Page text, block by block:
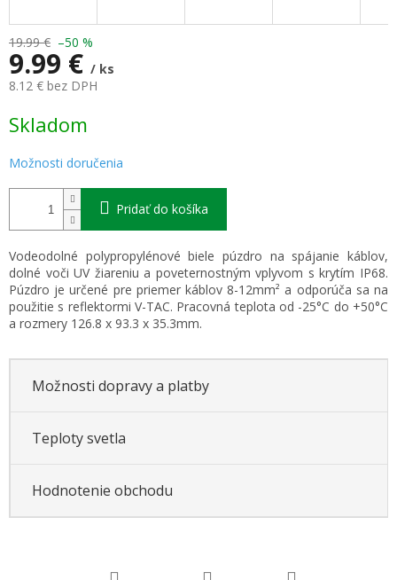
19.99 € –50 %
9.99 € / ks
8.12 € bez DPH
cena:
Skladom
Možnosti doručenia
Pridať do košíka
Vodeodolné polypropylénové biele púzdro na spájanie káblov,
dolné voči UV žiareniu a poveternostným vplyvom s krytím IP68.
Púzdro je určené pre priemer káblov 8-12mm² a odporúča sa na
použitie s reflektormi V-TAC. Pracovná teplota od -25°C do +50°C
a rozmery 126.8 x 93.3 x 35.3mm.
Možnosti dopravy a platby
Teploty svetla
Hodnotenie obchodu